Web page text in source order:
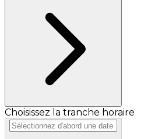
Choisissez la tranche horaire